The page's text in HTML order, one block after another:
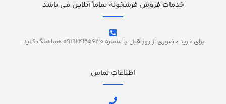
خدمات فروش فرشخونه تماماً آنلاین می باشد
برای خرید حضوری از روز قبل با شماره 09192435630 هماهنگ کنید.
اطلاعات تماس